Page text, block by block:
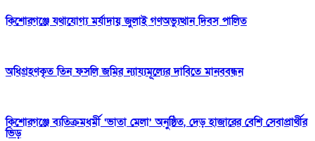
কিশোরগঞ্জে যথাযোগ্য মর্যাদায় জুলাই গণঅভ্যুত্থান দিবস পালিত
অধিগ্রহণকৃত তিন ফসলি জমির ন্যায্যমূল্যের দাবিতে মানববন্ধন
কিশোরগঞ্জে ব্যতিক্রমধর্মী ‘ভাতা মেলা’ অনুষ্ঠিত, দেড় হাজারের বেশি সেবাপ্রার্থীর
ভিড়